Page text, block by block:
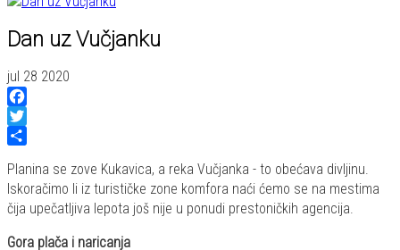
Dan uz Vučjanku
jul 28 2020
Facebook
Twitter
Planina se zove Kukavica, a reka Vučjanka - to obećava divljinu.
Iskoračimo li iz turističke zone komfora naći ćemo se na mestima
čija upečatljiva lepota još nije u ponudi prestoničkih agencija.
Gora plača i naricanja